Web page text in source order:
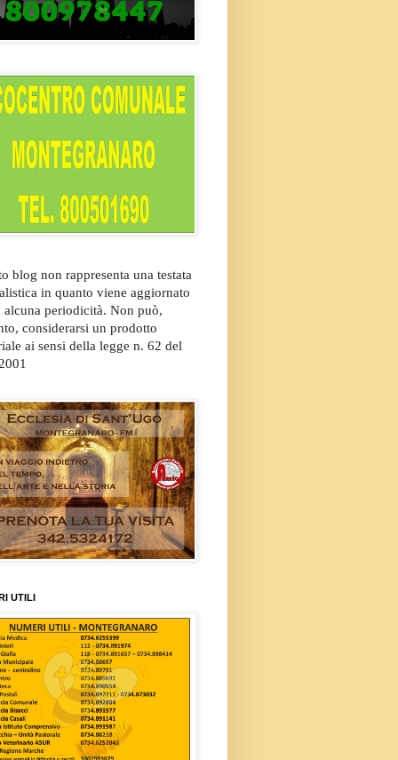
blog non rappresenta una testata
in quanto viene aggiornato
alcuna periodicità. Non può,
considerarsi un prodotto
ai sensi della legge n. 62 del
UTILI